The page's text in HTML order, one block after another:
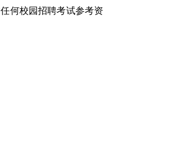
何校园招聘考试参考资